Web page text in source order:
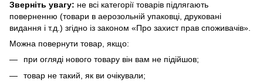
Зверніть увагу: не всі категорії товарів підлягають
поверненню (товари в аерозольній упаковці, друковані
видання і т.д.) згідно із законом «Про захист прав споживачів».
Можна повернути товар, якщо:
при огляді нового товару він вам не підійшов;
товар не такий, як ви очікували;